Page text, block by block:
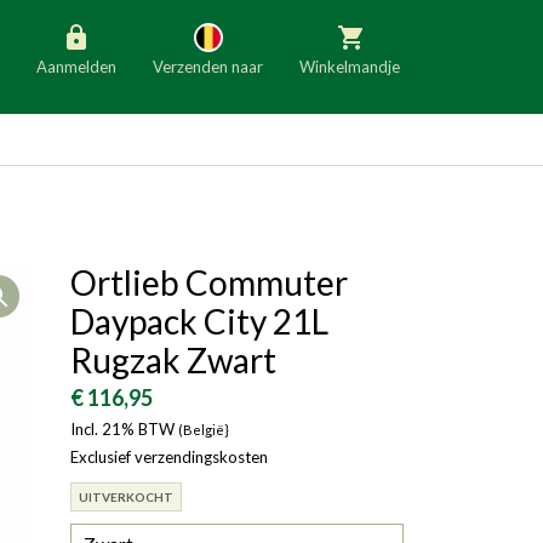
Aanmelden Verzenden naar
Slovenië Italië
Denemarken Finland
Bulgarije
Winkelmandje
Open
Ortlieb Commuter
Daypack City 21L
Rugzak Zwart
€ 116,95
Incl. 21% BTW (België}
Exclusief verzendingskosten
UITVERKOCHT